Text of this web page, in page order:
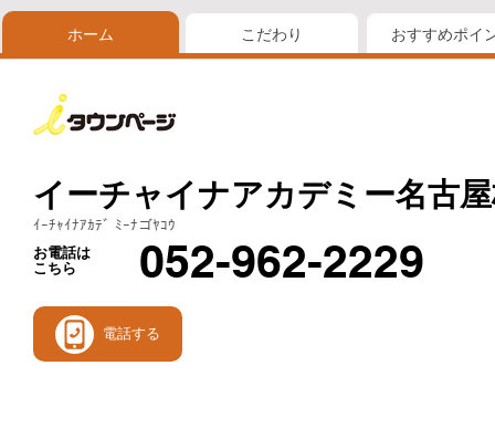
ホーム こだわり おすすめポイ
イーチャイナアカデミー名古
ｲｰﾁｬｲﾅｱｶﾃﾞ ﾐｰﾅゴﾔｺｳ
お電話は
こちら
052-962-2229
電話する